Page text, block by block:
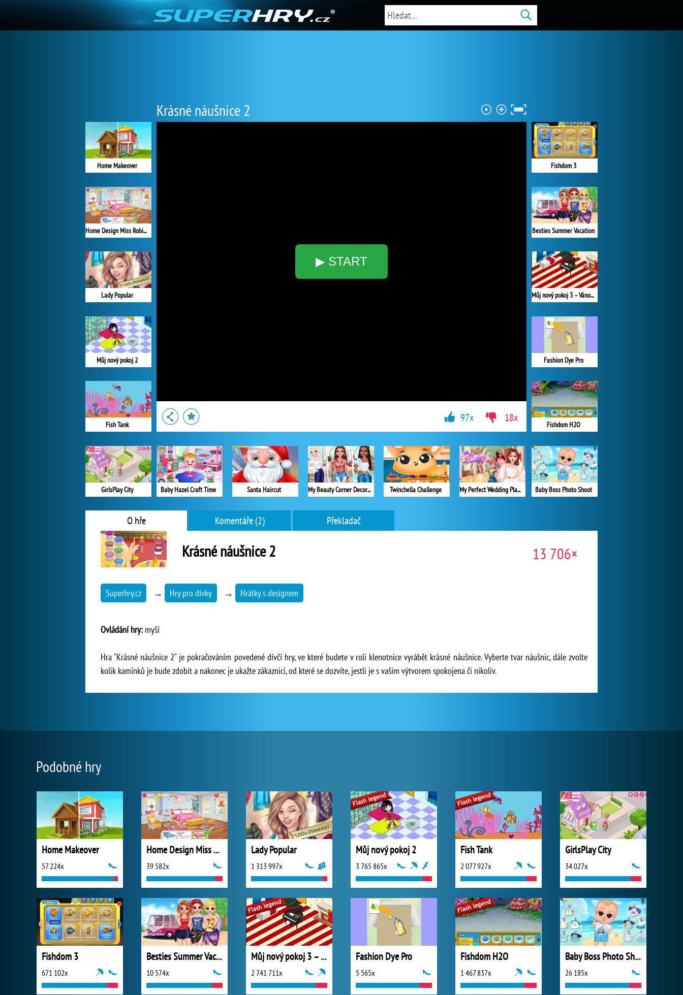
Krásné náušnice 2
▶ START
Home Makeover
Home Design Miss Robins Home Makeover
Lady Popular
Můj nový pokoj 2
Fish Tank
GirlsPlay City
Fishdom 3
Besties Summer Vacation
Můj nový pokoj 3 – Vánoce
Fashion Dye Pro
Fishdom H2O
Baby Boss Photo Shoot
Baby Hazel Craft Time Santa Haircut My Beauty Corner Decoration Twinchella Challenge My Perfect Wedding Planner
97x 18x
O hře Komentáře (2) Překladač
Krásné náušnice 2 13 706×
Superhry.cz → Hry pro dívky → Hrátky s designem
Ovládání hry: myší
Hra "Krásné náušnice 2" je pokračováním povedené dívčí hry, ve které budete v roli klenotnice vyrábět krásné náušnice. Vyberte tvar náušnic, dále zvolte
kolik kamínků je bude zdobit a nakonec je ukažte zákaznici, od které se dozvíte, jestli je s vašim výtvorem spokojena či nikoliv.
Podobné hry
Home Makeover
57 224x
Home Design Miss Robins Home Makeover
39 582x
Lady Popular
1 313 997x
Můj nový pokoj 2
3 765 865x
Fish Tank
2 077 927x
GirlsPlay City
34 027x
Fishdom 3
671 102x
Besties Summer Vacation
10 574x
Můj nový pokoj 3 – Vánoce
2 741 711x
Fashion Dye Pro
5 565x
Fishdom H2O
1 467 837x
Baby Boss Photo Shoot
26 185x